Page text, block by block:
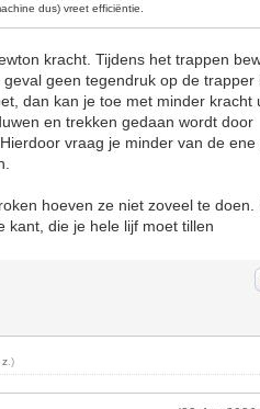
dus) vreet efficiëntie
kracht. Tijdens het trappen
geen tegendruk op de trapper
dan kan je toe met minder kracht
en trekken gedaan wordt door
vraag je minder van de ene
hoeven ze niet zoveel te doen.
kant, die je hele lijf moet tillen
z .)